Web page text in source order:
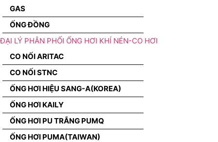
GAS
ỐNG ĐỒNG
ĐẠI LÝ PHÂN PHỐI ỐNG HƠI KHÍ NÉN-CO HƠI
CO NỐI ARITAC
CO NỐI STNC
ỐNG HƠI HIỆU SANG-A(KOREA)
ỐNG HƠI KAILY
ỐNG HƠI PU TRẮNG PUMQ
ỐNG HƠI PUMA(TAIWAN)